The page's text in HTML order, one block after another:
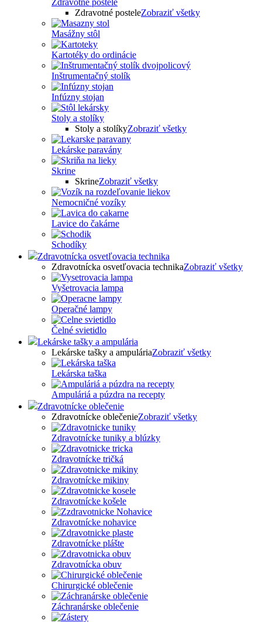
Zdravotné postele
Zdravotné posteleZobraziť všetky
Masážny stôl
Kartotéky do ordinácie
Inštrumentačný stolík
Infúzny stojan
Stoly a stolíky
Stoly a stolíkyZobraziť všetky
Lekárske paravány
Skrine
SkrineZobraziť všetky
Nemocničné vozíky
Lavice do čakárne
Schodíky
Zdravotnícka osvetľovacia technika
Zdravotnícka osvetľovacia technikaZobraziť všetky
Vyšetrovacia lampa
Operačné lampy
Čelné svietidlo
Lekárske tašky a ampulária
Lekárske tašky a ampuláriaZobraziť všetky
Lekárska taška
Ampuláriá a púzdra na recepty
Zdravotnícke oblečenie
Zdravotnícke oblečenieZobraziť všetky
Zdravotnícke tuniky a blúzky
Zdravotnícke tričká
Zdravotnícke mikiny
Zdravotnícke košele
Zdravotnícke nohavice
Zdravotnícke plášte
Zdravotnícka obuv
Chirurgické oblečenie
Záchranárske oblečenie